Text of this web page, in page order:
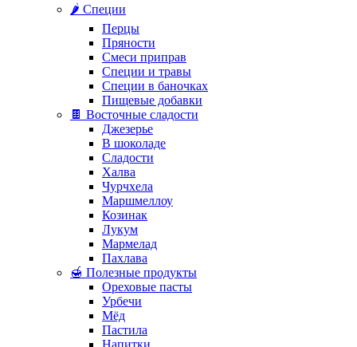
🌶️ Специи
Перцы
Пряности
Смеси приправ
Специи и травы
Специи в баночках
Пищевые добавки
🍫 Восточные сладости
Джезерье
В шоколаде
Сладости
Халва
Чурчхела
Маршмеллоу
Козинак
Лукум
Мармелад
Пахлава
🍯 Полезные продукты
Ореховые пасты
Урбечи
Мёд
Пастила
Напитки